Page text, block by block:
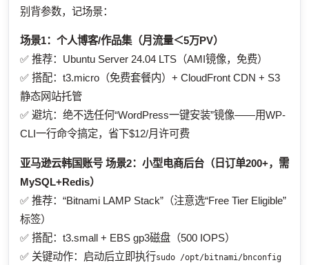
别背参数，记场景：
场景1：个人博客/作品集（月流量＜5万PV）
✅ 推荐：Ubuntu Server 24.04 LTS（AMI镜像，免费）
✅ 搭配：t3.micro（免费套餐内）+ CloudFront CDN + S3
静态网站托管
✅ 避坑：绝不选任何“WordPress一键安装”镜像——用WP-
CLI一行命令搞定，省下$12/月许可费
亚马逊云韩国账号 场景2：小型电商后台（日订单200+，需
MySQL+Redis）
✅ 推荐：“Bitnami LAMP Stack”（注意选“Free Tier Eligible”
标签）
✅ 搭配：t3.small + EBS gp3磁盘（500 IOPS）
✅ 关键动作：启动后立即执行sudo /opt/bitnami/bnconfig